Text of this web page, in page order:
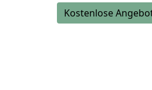
Kostenlose